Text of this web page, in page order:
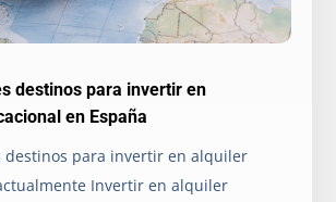
destinos para invertir en
en España
destinos para invertir en alquiler
Invertir en alquiler